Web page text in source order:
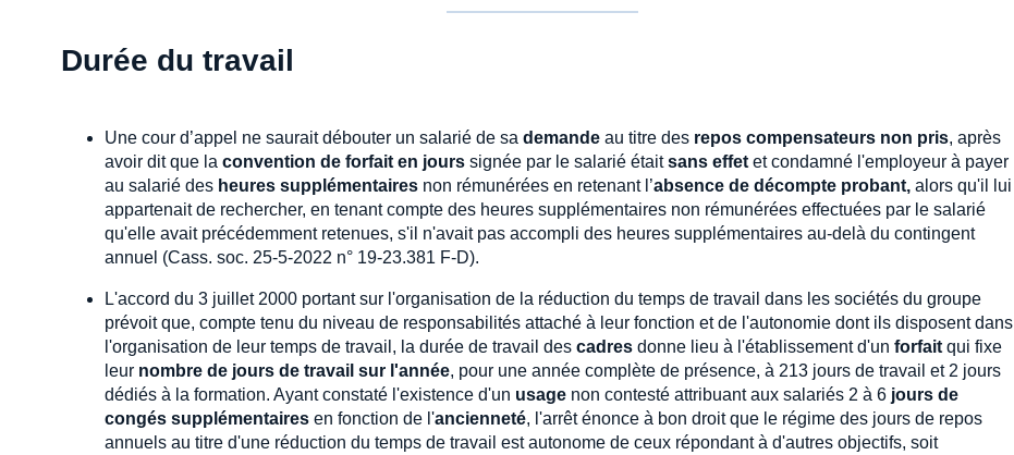
Durée du travail
Une cour d’appel ne saurait débouter un salarié de sa demande au titre des repos compensateurs non pris, après
avoir dit que la convention de forfait en jours signée par le salarié étaitsans effet et condamné l'employeur à payer
au salarié des heures supplémentaires non rémunérées en retenant l’absence de décompte probant, alors qu'il lui
appartenait de rechercher, en tenant compte des heures supplémentaires non rémunérées effectuées par le salarié
qu'elle avait précédemment retenues, s'il n'avait pas accompli des heures supplémentaires au-delà du contingent
annuel (Cass. soc. 25-5-2022 n° 19-23.381 F-D).
L'accord du 3 juillet 2000 portant sur l'organisation de la réduction du temps de travail dans les sociétés du groupe
prévoit que, compte tenu du niveau de responsabilités attaché à leur fonction et de l'autonomie dont ils disposent dans
l'organisation de leur temps de travail, la durée de travail des cadres donne lieu à l'établissement d'un forfait qui fixe
leur nombre de jours de travail sur l'année, pour une année complète de présence, à 213 jours de travail et 2 jours
dédiés à la formation. Ayant constaté l'existence d'un usage non contesté attribuant aux salariés 2 à 6 jours de
congés supplémentaires en fonction de l'ancienneté, l'arrêt énonce à bon droit que le régime des jours de repos
annuels au titre d'une réduction du temps de travail est autonome de ceux répondant à d'autres objectifs, soit